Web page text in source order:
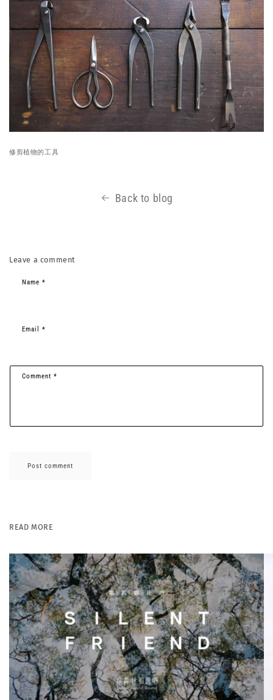
修剪植物的工具
Back to blog
Leave a comment
Name *
Email *
Comment *
READ MORE